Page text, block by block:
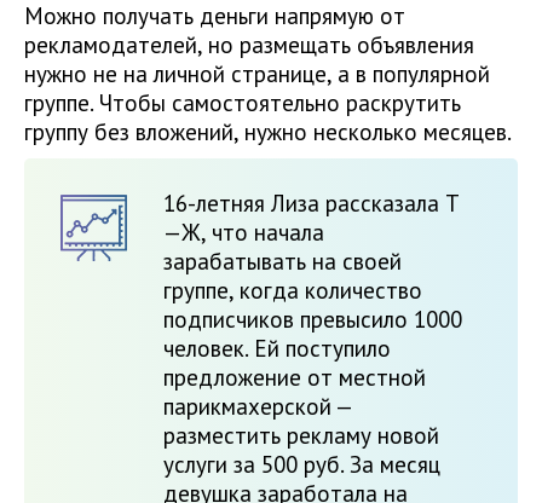
Можно получать деньги напрямую от
рекламодателей, но размещать объявления
нужно не на личной странице, а в популярной
группе. Чтобы самостоятельно раскрутить
группу без вложений, нужно несколько месяцев.
16-летняя Лиза рассказала Т
—Ж, что начала
зарабатывать на своей
группе, когда количество
подписчиков превысило 1000
человек. Ей поступило
предложение от местной
парикмахерской —
разместить рекламу новой
услуги за 500 руб. За месяц
девушка заработала на